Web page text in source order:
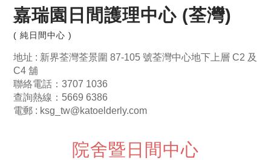
嘉瑞園日間護理中心 (荃灣)
( 純日間中心 )
地址 : 新界荃灣荃景圍 87-105 號荃灣中心地下上層 C2 及
C4 舖
聯絡電話：3707 1036
查詢熱線：5669 6386
電郵 : ksg_tw@katoelderly.com
院舍暨日間中心